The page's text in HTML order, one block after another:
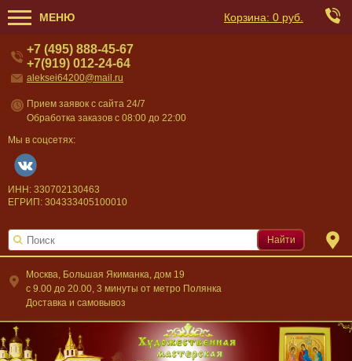
МЕНЮ Корзина: 0 руб.
Москва, Большая Якиманка, дом 19
c 9.00 до 20.00, 3 минуты от метро Полянка
Доставка и самовывоз
+7 (495) 888-45-67
+7(919) 012-24-64
aleksei64200@mail.ru
Прием заявок с сайта 24/7
Обработка заказов с 08:00 до 22:00
Мы в соцсетях:
ИНН: 330702130463
ЕГРИП: 304333405100010
Найти